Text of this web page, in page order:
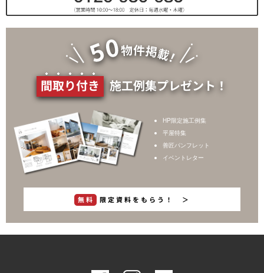
2024年5月
2024年3月
2024年2月
2024年1月
2023年12月
2023年11月
2023年10月
2023年9月
2023年8月
2023年7月
工務部品質管理課
工務部工務課
設計部インテリアコーディネーター課
マーケティング事業部
設計部設計課
営業部営業課
間取り付き 施工例集プレゼント！
HP限定施工例集
平屋特集
善匠パンフレット
イベントレター
無料 限定資料をもらう！ ＞